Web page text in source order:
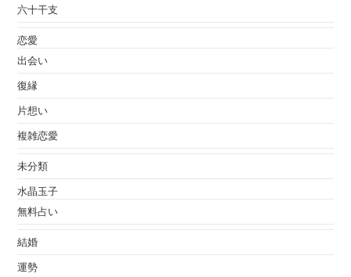
六十干支
恋愛
出会い
復縁
片想い
複雑恋愛
未分類
水晶玉子
無料占い
結婚
運勢